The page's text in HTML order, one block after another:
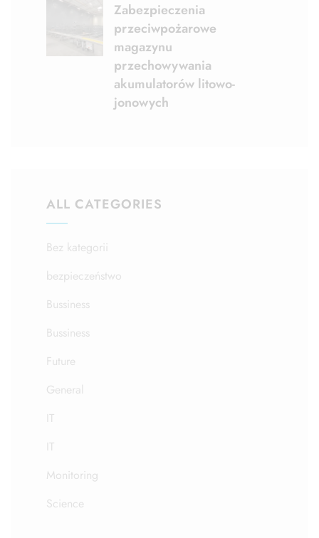
Zabezpieczenia
przeciwpożarowe
magazynu
przechowywania
akumulatorów litowo-
jonowych
ALL CATEGORIES
Bez kategorii
bezpieczeństwo
Bussiness
Bussiness
Future
General
IT
IT
Monitoring
Science